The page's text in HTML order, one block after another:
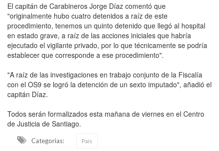
El capitán de Carabineros Jorge Díaz comentó que
"originalmente hubo cuatro detenidos a raíz de este
procedimiento, tenemos un quinto detenido que llegó al hospital
en estado grave, a raíz de las acciones iniciales que habría
ejecutado el vigilante privado, por lo que técnicamente se podría
establecer que corresponde a ese procedimiento".
"A raíz de las investigaciones en trabajo conjunto de la Fiscalía
con el OS9 se logró la detención de un sexto imputado", añadió el
capitán Díaz.
Todos serán formalizados esta mañana de viernes en el Centro
de Justicia de Santiago.
Categorias: País